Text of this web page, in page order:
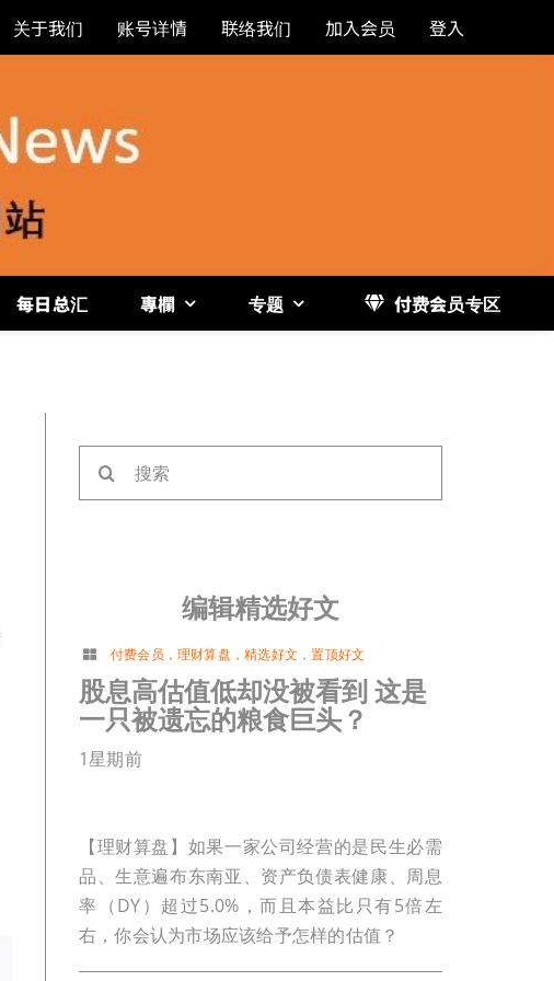
关于我们 账号详情 联络我们 加入会员 登入
每日总汇 專欄 专题 付费会员专区
索：
编辑精选好文
付费会员 ，理财算盘 ，精选好文 ，置顶好文
股息高估值低却没被看到 这是
一只被遗忘的粮食巨头？
1星期前
【理财算盘】如果一家公司经营的是民生必需
品、生意遍布东南亚、资产负债表健康、周息
率（DY）超过5.0%，而且本益比只有5倍左
右，你会认为市场应该给予怎样的估值？